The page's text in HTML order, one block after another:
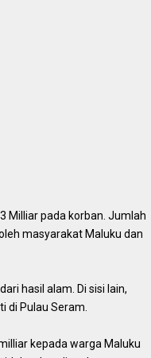
Milliar pada korban. Jumlah
masyarakat Maluku dan
hasil alam. Di sisi lain,
di Pulau Seram.
kepada warga Maluku